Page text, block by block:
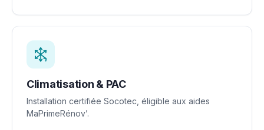
Climatisation & PAC
Installation certifiée Socotec, éligible aux aides
MaPrimeRénov’.